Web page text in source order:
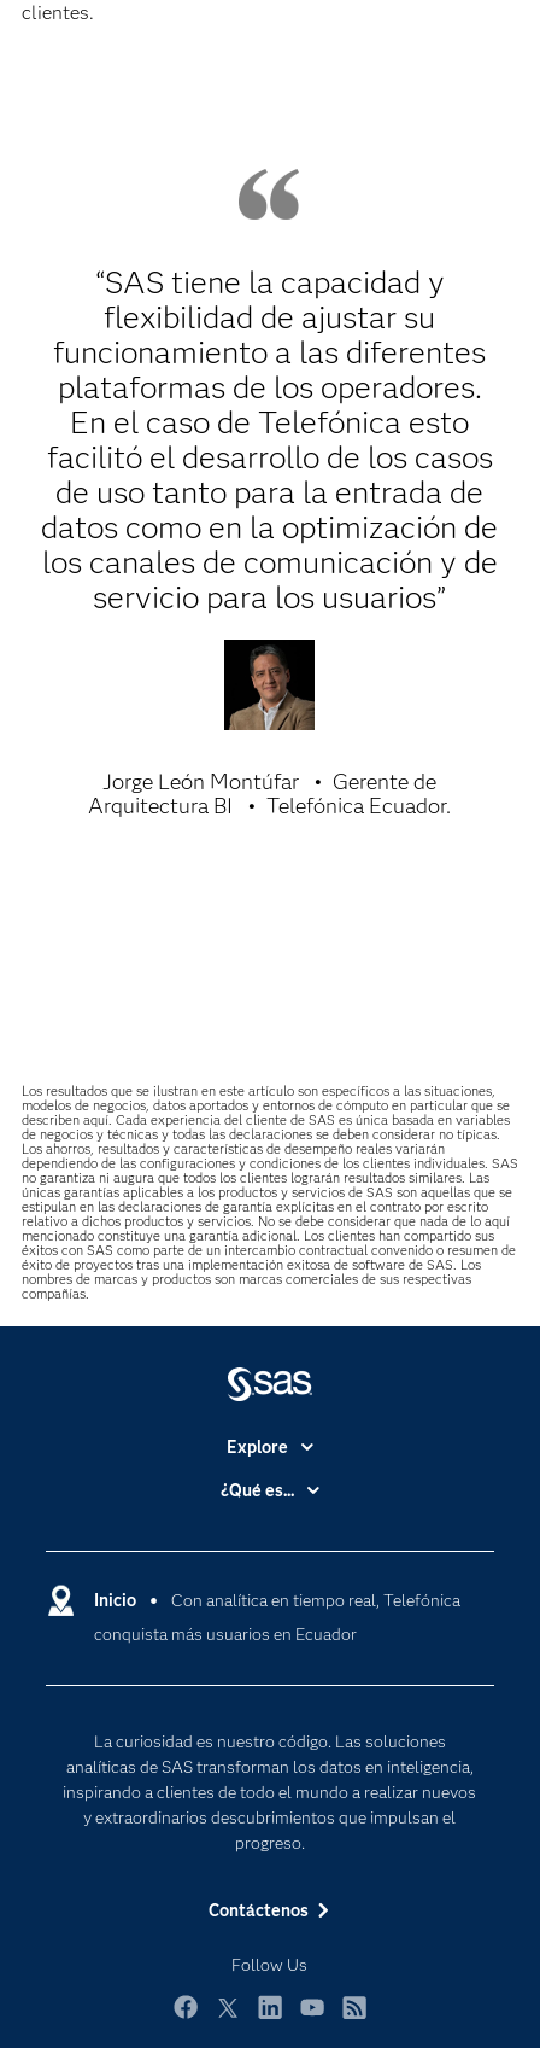
clientes.
“SAS tiene la capacidad y
flexibilidad de ajustar su
funcionamiento a las diferentes
plataformas de los operadores.
En el caso de Telefónica esto
facilitó el desarrollo de los casos
de uso tanto para la entrada de
datos como en la optimización de
los canales de comunicación y de
servicio para los usuarios”
Jorge León Montúfar
Gerente de
Arquitectura BI
Telefónica Ecuador.
Los resultados que se ilustran en este artículo son específicos a las situaciones,
modelos de negocios, datos aportados y entornos de cómputo en particular que se
describen aquí. Cada experiencia del cliente de SAS es única basada en variables
de negocios y técnicas y todas las declaraciones se deben considerar no típicas.
Los ahorros, resultados y características de desempeño reales variarán
dependiendo de las configuraciones y condiciones de los clientes individuales. SAS
no garantiza ni augura que todos los clientes lograrán resultados similares. Las
únicas garantías aplicables a los productos y servicios de SAS son aquellas que se
estipulan en las declaraciones de garantía explícitas en el contrato por escrito
relativo a dichos productos y servicios. No se debe considerar que nada de lo aquí
mencionado constituye una garantía adicional. Los clientes han compartido sus
éxitos con SAS como parte de un intercambio contractual convenido o resumen de
éxito de proyectos tras una implementación exitosa de software de SAS. Los
nombres de marcas y productos son marcas comerciales de sus respectivas
compañías.
Inicio
Con analítica en tiempo real, Telefónica
conquista más usuarios en Ecuador
La curiosidad es nuestro código. Las soluciones
analíticas de SAS transforman los datos en inteligencia,
inspirando a clientes de todo el mundo a realizar nuevos
y extraordinarios descubrimientos que impulsan el
progreso.
Contáctenos
Follow Us
Explore
Accesibilidad
Compañía
Comunidades
Desarrolladores
Estudiantes
Eventos
Formación
Mi SAS
Oportunidades profesionales
Probar / Comprar
¿Qué es...
Cloud Computing
Inteligencia artificial
Internet de las Cosas